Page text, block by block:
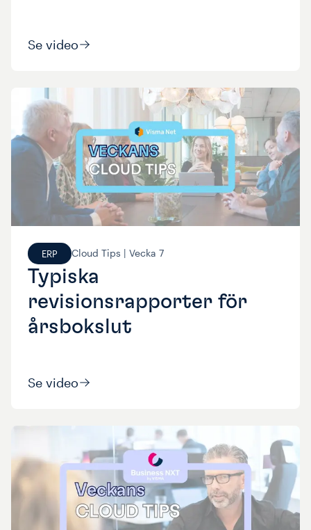
Se video
ERP Cloud Tips | Vecka 7
Typiska
revisionsrapporter för
årsbokslut
Se video